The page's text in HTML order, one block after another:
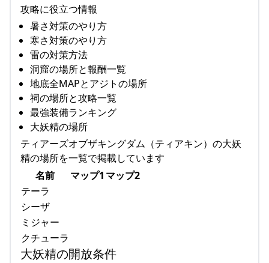
攻略に役立つ情報
暑さ対策のやり方
寒さ対策のやり方
雷の対策方法
洞窟の場所と報酬一覧
地底全MAPとアジトの場所
祠の場所と攻略一覧
最強装備ランキング
大妖精の場所
ティアーズオブザキングダム（ティアキン）の大妖
精の場所を一覧で掲載しています
名前
マップ1 マップ2
テーラ
シーザ
ミジャー
クチューラ
大妖精の開放条件